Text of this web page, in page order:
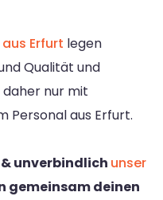
Erfurt legen
Qualität und
daher nur mit
Personal aus Erfurt.
unverbindlich unser
gemeinsam deinen